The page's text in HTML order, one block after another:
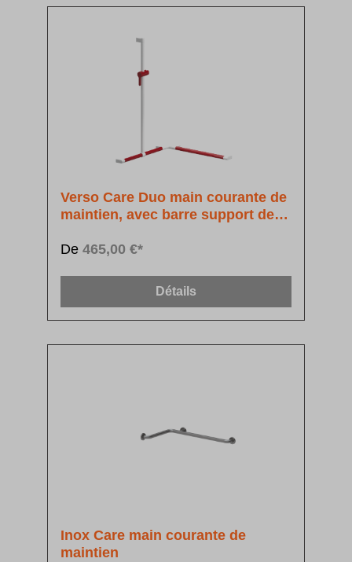
Verso Care Duo main courante de
maintien, avec barre support de
De 465,00 €*
Détails
Inox Care main courante de
maintien